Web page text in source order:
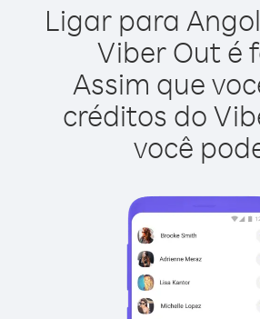
Ligar para
Viber Out é
Assim que
créditos do
você